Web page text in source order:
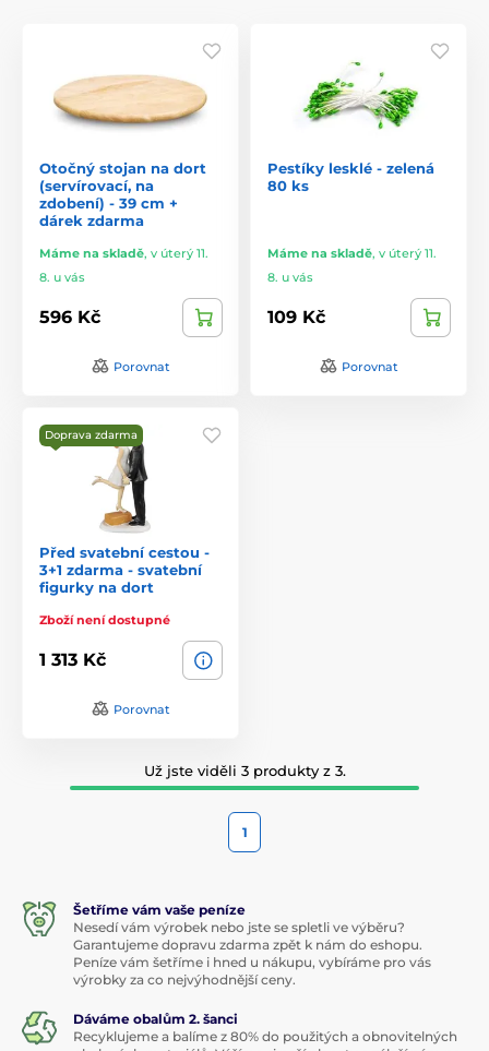
Otočný stojan na dort
(servírovací, na
zdobení) - 39 cm +
dárek zdarma
Máme na skladě, v úterý 11.
8. u vás
596 Kč
Porovnat
Pestíky lesklé - zelená
80 ks
Máme na skladě, v úterý 11.
8. u vás
109 Kč
Porovnat
Doprava zdarma
Před svatební cestou -
3+1 zdarma - svatební
figurky na dort
Zboží není dostupné
1 313 Kč
Porovnat
Už jste viděli 3 produkty z 3.
1
Šetříme vám vaše peníze
Nesedí vám výrobek nebo jste se spletli ve výběru?
Garantujeme dopravu zdarma zpět k nám do eshopu.
Peníze vám šetříme i hned u nákupu, vybíráme pro vás
výrobky za co nejvýhodnější ceny.
Dáváme obalům 2. šanci
Recyklujeme a balíme z 80% do použitých a obnovitelných